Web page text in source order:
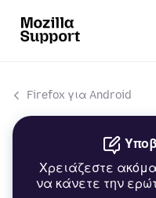
Firefox για Android
Χρειάζεστε
να κάνετε την